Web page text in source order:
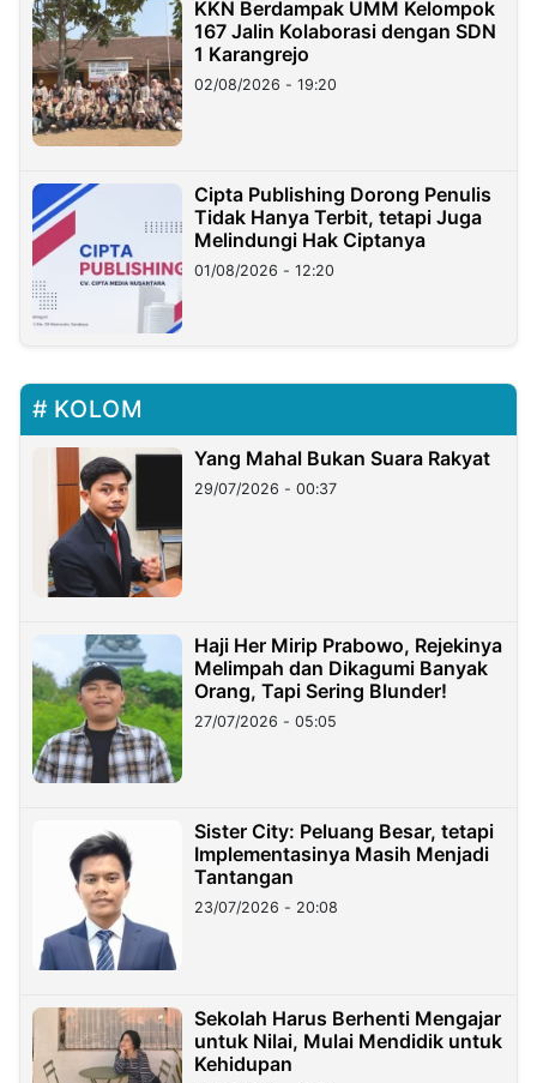
KKN Berdampak UMM Kelompok
167 Jalin Kolaborasi dengan SDN
1 Karangrejo
02/08/2026 - 19:20
Cipta Publishing Dorong Penulis
Tidak Hanya Terbit, tetapi Juga
Melindungi Hak Ciptanya
01/08/2026 - 12:20
KOLOM
Yang Mahal Bukan Suara Rakyat
29/07/2026 - 00:37
Haji Her Mirip Prabowo, Rejekinya
Melimpah dan Dikagumi Banyak
Orang, Tapi Sering Blunder!
27/07/2026 - 05:05
Sister City: Peluang Besar, tetapi
Implementasinya Masih Menjadi
Tantangan
23/07/2026 - 20:08
Sekolah Harus Berhenti Mengajar
untuk Nilai, Mulai Mendidik untuk
Kehidupan